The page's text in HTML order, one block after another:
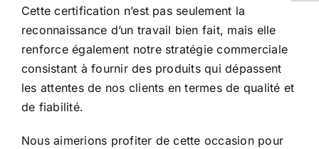
Cette certification n’est pas seulement la
reconnaissance d’un travail bien fait, mais elle
renforce également notre stratégie commerciale
consistant à fournir des produits qui dépassent
les attentes de nos clients en termes de qualité et
de fiabilité.
Nous aimerions profiter de cette occasion pour